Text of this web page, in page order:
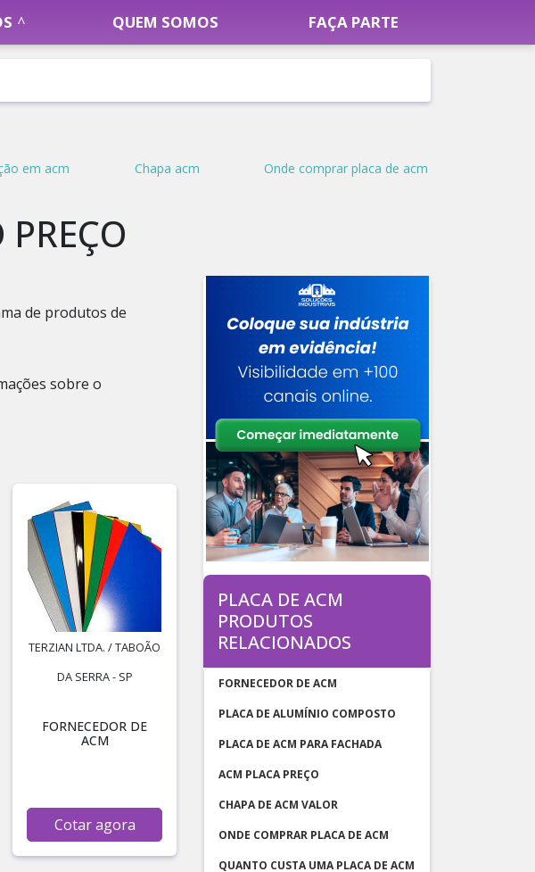
QUEM SOMOS FAÇA PARTE
em acm Chapa acm Onde comprar placa de acm
de produtos de
sobre o
TERZIAN LTDA. / TABOÃO
DA SERRA - SP
FORNECEDOR DE
ACM
Cotar agora
PLACA DE ACM
PRODUTOS
RELACIONADOS
FORNECEDOR DE ACM
PLACA DE ALUMÍNIO COMPOSTO
PLACA DE ACM PARA FACHADA
ACM PLACA PREÇO
CHAPA DE ACM VALOR
ONDE COMPRAR PLACA DE ACM
QUANTO CUSTA UMA PLACA DE ACM